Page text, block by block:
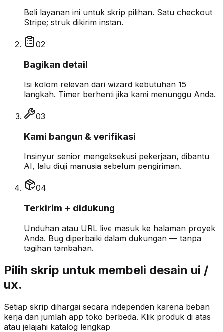
Beli layanan ini untuk skrip pilihan. Satu checkout
Stripe; struk dikirim instan.
02
Bagikan detail
Isi kolom relevan dari wizard kebutuhan 15
langkah. Timer berhenti jika kami menunggu Anda.
03
Kami bangun & verifikasi
Insinyur senior mengeksekusi pekerjaan, dibantu
AI, lalu diuji manusia sebelum pengiriman.
04
Terkirim + didukung
Unduhan atau URL live masuk ke halaman proyek
Anda. Bug diperbaiki dalam dukungan — tanpa
tagihan tambahan.
Pilih skrip untuk membeli desain ui /
ux.
Setiap skrip dihargai secara independen karena beban
kerja dan jumlah app toko berbeda. Klik produk di atas
atau jelajahi katalog lengkap.